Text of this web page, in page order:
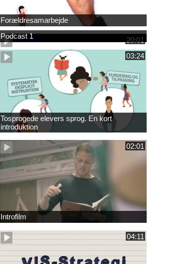
Forældresamarbejde
20:01
Podcast 1
03:24
Tosprogede elevers sprog. En kort
introduktion
02:01
Introfilm
04:11